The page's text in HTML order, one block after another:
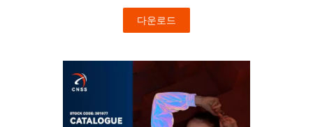
다운로드